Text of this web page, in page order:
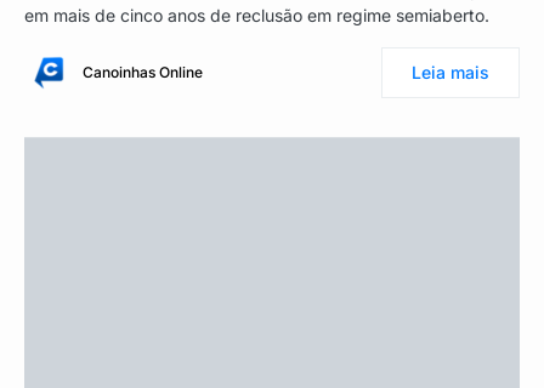
em mais de cinco anos de reclusão em regime semiaberto.
Canoinhas Online Leia mais